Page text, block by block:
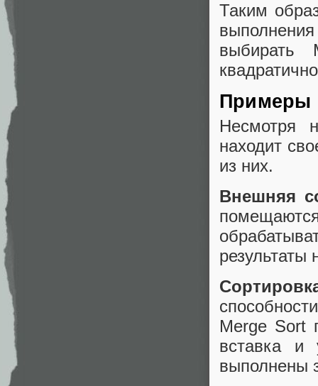
Таким
выбирать
Примеры
Несмотря
находит
из них.
Внешняя
результаты
Merge Sort
вставка и
выполнены